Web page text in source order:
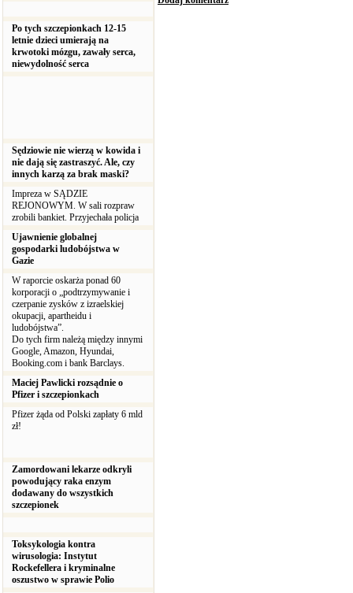
Po tych szczepionkach 12-15
letnie dzieci umierają na
krwotoki mózgu, zawały serca,
niewydolność serca
Sędziowie nie wierzą w kowida i
nie dają się zastraszyć. Ale, czy
innych karzą za brak maski?
Impreza w SĄDZIE
REJONOWYM. W sali rozpraw
zrobili bankiet. Przyjechała policja
Ujawnienie globalnej
gospodarki ludobójstwa w
Gazie
W raporcie oskarża ponad 60
korporacji o „podtrzymywanie i
czerpanie zysków z izraelskiej
okupacji, apartheidu i
ludobójstwa”.
Do tych firm należą między innymi
Google, Amazon, Hyundai,
Booking.com i bank Barclays.
Maciej Pawlicki rozsądnie o
Pfizer i szczepionkach
Pfizer żąda od Polski zapłaty 6 mld
zł!
Zamordowani lekarze odkryli
powodujący raka enzym
dodawany do wszystkich
szczepionek
Toksykologia kontra
wirusologia: Instytut
Rockefellera i kryminalne
oszustwo w sprawie Polio